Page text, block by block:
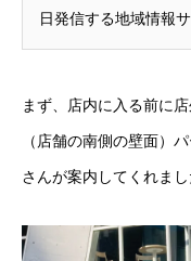
日発信する地域情報
まず、店内に入る前に
（店舗の南側の壁面）
さんが案内してくれまし